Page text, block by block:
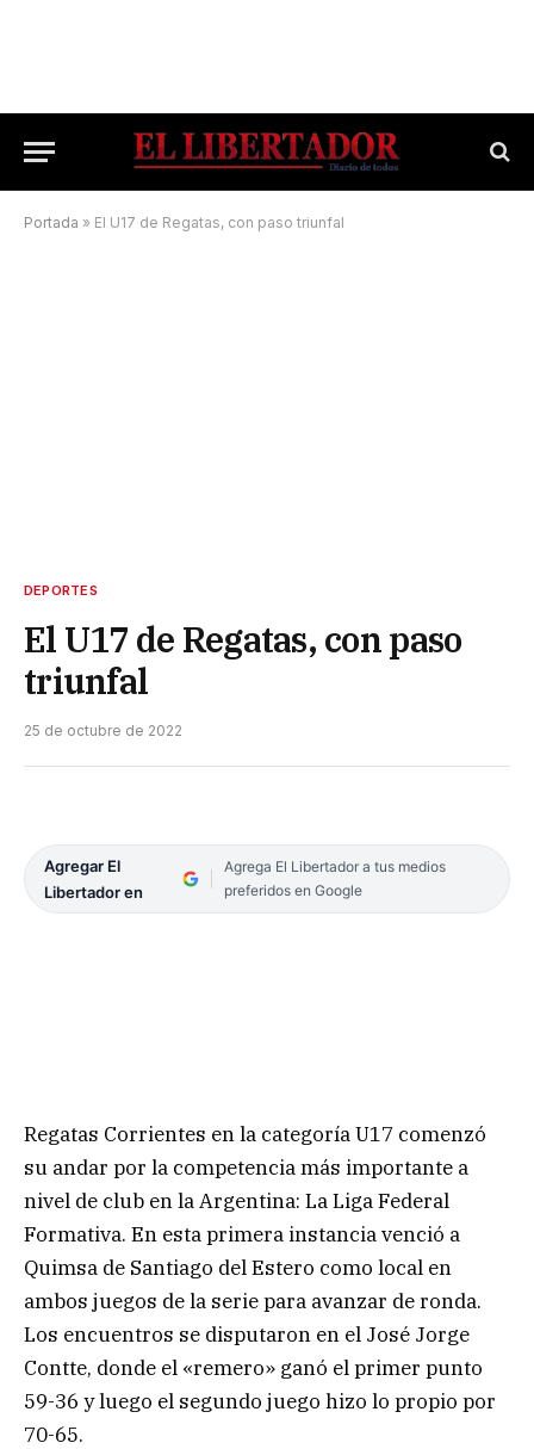
Portada » El U17 de Regatas, con paso triunfal
DEPORTES
El U17 de Regatas, con paso
triunfal
25 de octubre de 2022
Agregar El
Libertador en
Agrega El Libertador a tus medios
preferidos en Google
Regatas Corrientes en la categoría U17 comenzó
su andar por la competencia más importante a
nivel de club en la Argentina: La Liga Federal
Formativa. En esta primera instancia venció a
Quimsa de Santiago del Estero como local en
ambos juegos de la serie para avanzar de ronda.
Los encuentros se disputaron en el José Jorge
Contte, donde el «remero» ganó el primer punto
59-36 y luego el segundo juego hizo lo propio por
70-65.